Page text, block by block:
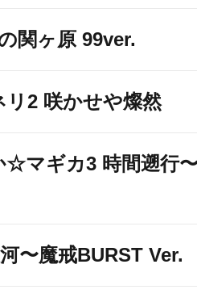
関ヶ原 99ver.
リ2 咲かせや燦然
☆マギカ3 時間遡行
〜魔戒BURST Ver.